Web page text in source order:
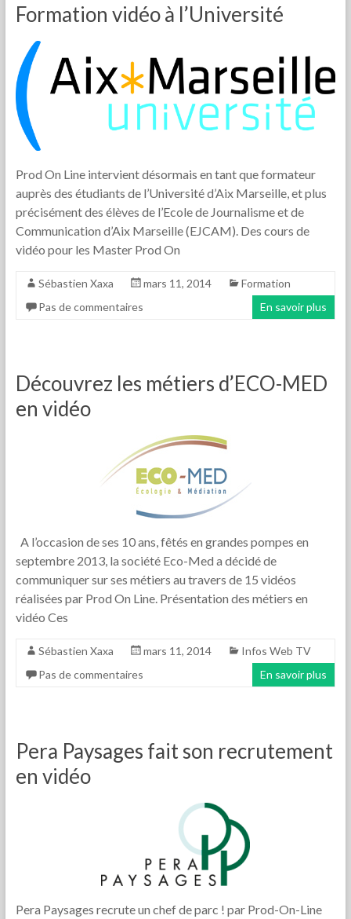
Formation vidéo à l’Université
Prod On Line intervient désormais en tant que formateur
auprès des étudiants de l’Université d’Aix Marseille, et plus
précisément des élèves de l’Ecole de Journalisme et de
Communication d’Aix Marseille (EJCAM). Des cours de
vidéo pour les Master Prod On
Sébastien Xaxa mars 11, 2014
Formation
Pas de commentaires
En savoir plus
Découvrez les métiers d’ECO-MED
en vidéo
A l’occasion de ses 10 ans, fêtés en grandes pompes en
septembre 2013, la société Eco-Med a décidé de
communiquer sur ses métiers au travers de 15 vidéos
réalisées par Prod On Line. Présentation des métiers en
vidéo Ces
Sébastien Xaxa mars 11, 2014
Infos Web TV
Pas de commentaires
En savoir plus
Pera Paysages fait son recrutement
en vidéo
Pera Paysages recrute un chef de parc ! par Prod-On-Line